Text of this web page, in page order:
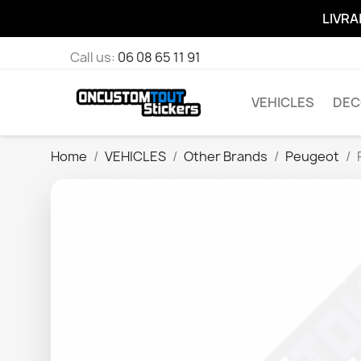
Call us: 06 08 65 11 91
VEHICLES
Home VEHICLES Other Brands Peugeot